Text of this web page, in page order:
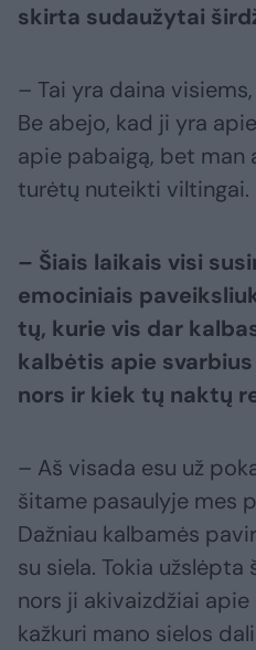
skirta sudaužytai
– Tai yra daina
Be abejo, kad ji yra
apie pabaigą, bet man
turėtų nuteikti viltingai.
– Šiais laikais visi
emociniais
tų, kurie vis dar
kalbėtis apie
nors ir kiek tų naktų
– Aš visada esu už
šitame pasaulyje mes
Dažniau kalbamės
su siela. Tokia
nors ji akivaizdžiai
kažkuri mano sielos